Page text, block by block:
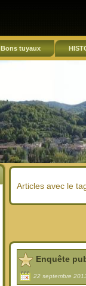
Bons tuyaux
Articles avec le
Enquête
22 septembre